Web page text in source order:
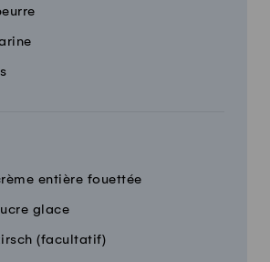
entière fouettée
glace
(facultatif)